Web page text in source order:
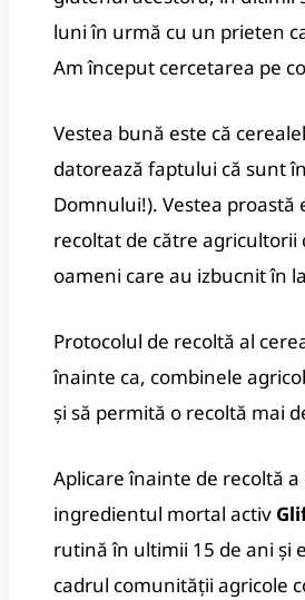
luni în urmă cu un prieten
Am început cercetarea pe
Vestea bună este că
datorează faptului că sunt
Domnului!). Vestea proastă
recoltat de către agricultorii
oameni care au izbucnit în
Protocolul de recoltă al
înainte ca, combinele
și să permită o recoltă mai
Aplicare înainte de recoltă
ingredientul mortal activ
rutină în ultimii 15 de ani și
cadrul comunității agricole